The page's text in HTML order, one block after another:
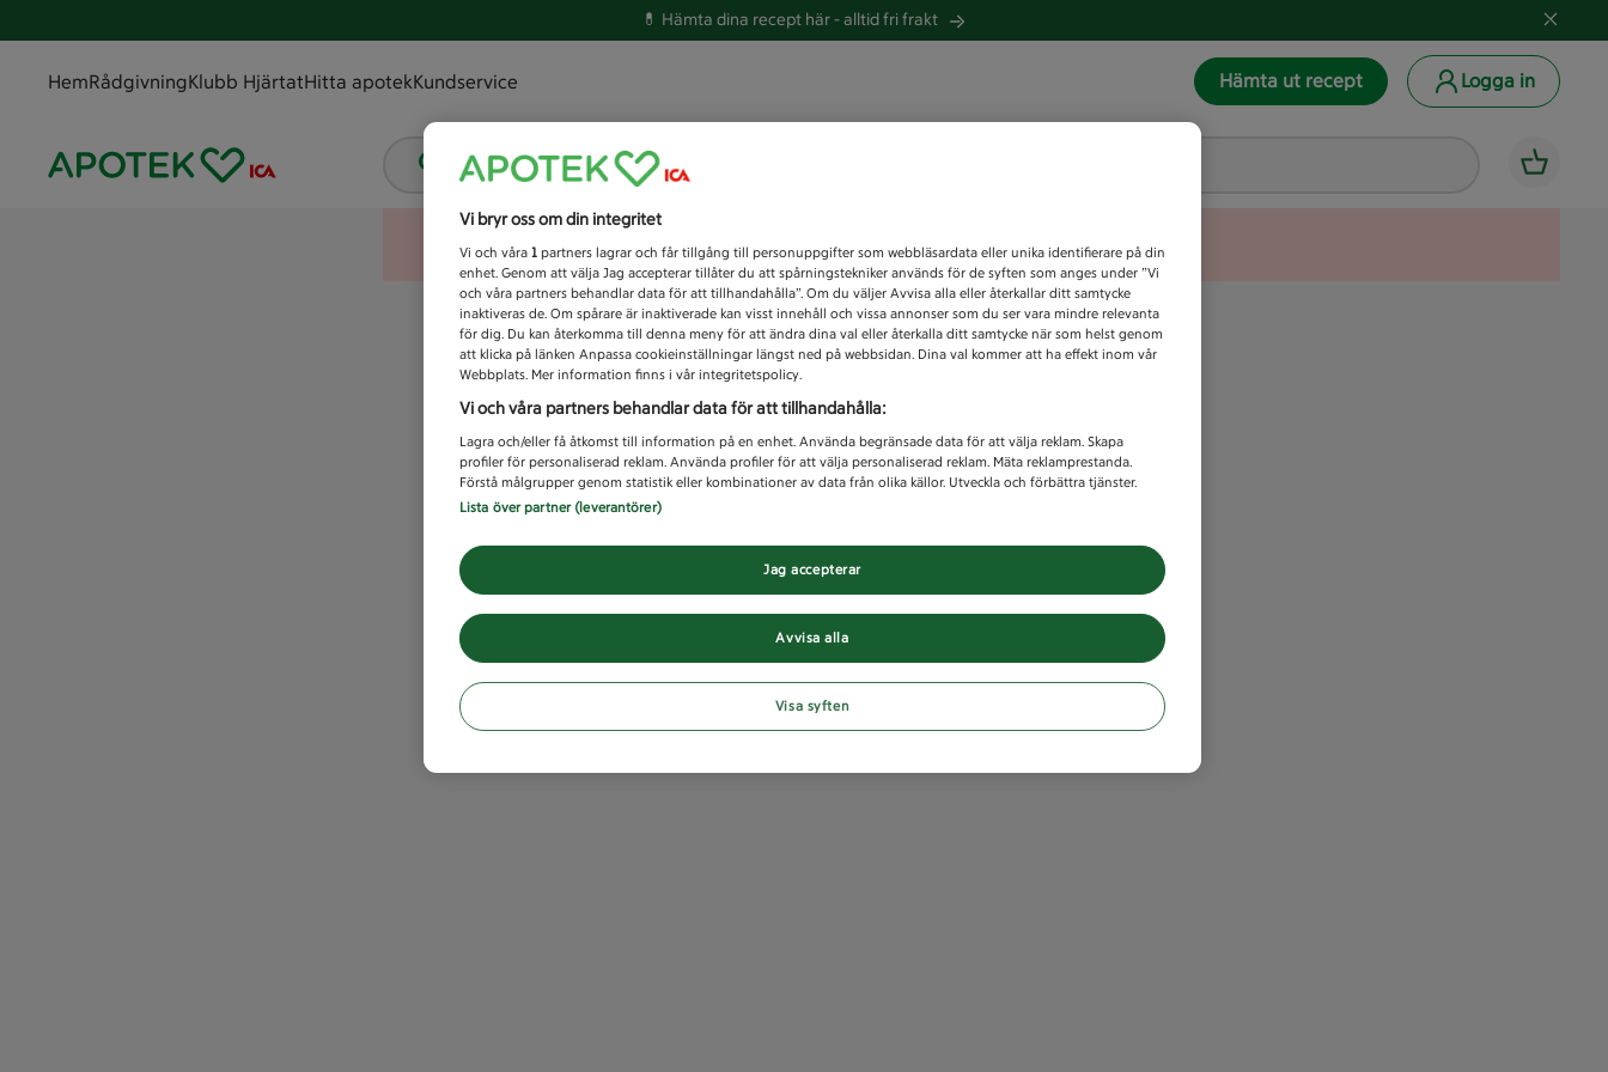
💊 Hämta dina recept här -alltid fri frakt
HemRådgivningKlubb HjärtatHitta apotekKundservice Hämta ut recept Logga in
Vad letar du efter idag?
Unknown error
Vi bryr oss om din integritet
Vi och våra 1 partners lagrar och får tillgång till personuppgifter som webbläsardata eller unika identifierare på din
enhet. Genom att välja Jag accepterar tillåter du att spårningstekniker används för de syften som anges under ”Vi
och våra partners behandlar data för att tillhandahålla”. Om du väljer Avvisa alla eller återkallar ditt samtycke
inaktiveras de. Om spårare är inaktiverade kan visst innehåll och vissa annonser som du ser vara mindre relevanta
för dig. Du kan återkomma till denna meny för att ändra dina val eller återkalla ditt samtycke när som helst genom
att klicka på länken Anpassa cookieinställningar längst ned på webbsidan. Dina val kommer att ha effekt inom vår
Webbplats. Mer information finns i vår integritetspolicy.
Vi och våra partners behandlar data för att tillhandahålla:
Lagra och/eller få åtkomst till information på en enhet. Använda begränsade data för att välja reklam. Skapa
profiler för personaliserad reklam. Använda profiler för att välja personaliserad reklam. Mäta reklamprestanda.
Förstå målgrupper genom statistik eller kombinationer av data från olika källor. Utveckla och förbättra tjänster.
Lista över partner (leverantörer)
Avvisa alla
Jag accepterar
Visa syften